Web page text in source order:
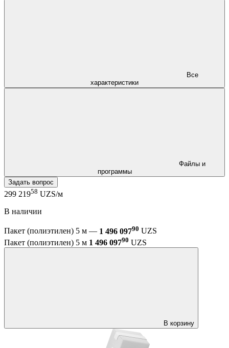
характеристики
программы
Задать вопрос
299 21958 UZS/м
В наличии
Пакет (полиэтилен) 5 м — 1 496 09790 UZS
Пакет (полиэтилен) 5 м 1 496 09790 UZS
В корзину